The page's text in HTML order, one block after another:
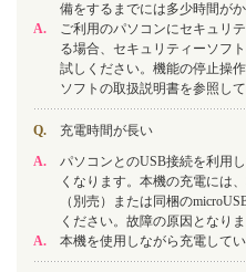
備をするまでには多少時間が
A.
ご利用のパソコンにセキュリ
る場合、セキュリティーソフ
試しください。機能の停止操
ソフトの取扱説明書を参照して
Q.
充電時間が長い
A.
パソコンとのUSB接続を利用
くなります。本機の充電には
（別売）または同梱の
ください。故障の原因となりま
A.
本機を使用しながら充電して